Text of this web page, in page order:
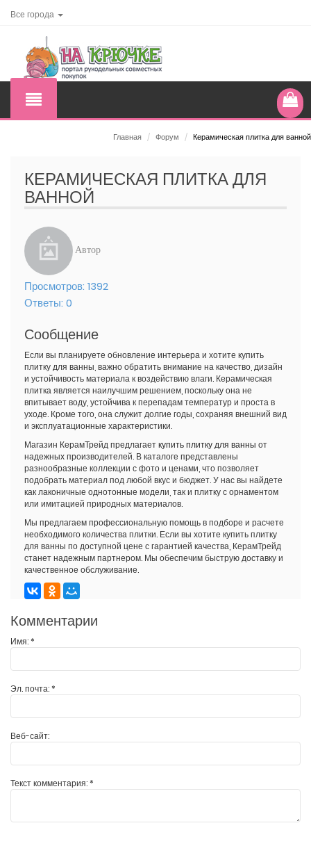
Все города
Главная / Форум / Керамическая плитка для ванной
КЕРАМИЧЕСКАЯ ПЛИТКА ДЛЯ
ВАННОЙ
Автор
Просмотров: 1392
Ответы: 0
Сообщение
Если вы планируете обновление интерьера и хотите купить
плитку для ванны, важно обратить внимание на качество, дизайн
и устойчивость материала к воздействию влаги. Керамическая
плитка является наилучшим решением, поскольку она не
впитывает воду, устойчива к перепадам температур и проста в
уходе. Кроме того, она служит долгие годы, сохраняя внешний вид
и эксплуатационные характеристики.
Магазин КерамТрейд предлагаеткупить плитку для ванны от
надежных производителей. В каталоге представлены
разнообразные коллекции с фото и ценами, что позволяет
подобрать материал под любой вкус и бюджет. У нас вы найдете
как лаконичные однотонные модели, так и плитку с орнаментом
или имитацией природных материалов.
Мы предлагаем профессиональную помощь в подборе и расчете
необходимого количества плитки. Если вы хотите купить плитку
для ванны по доступной цене с гарантией качества, КерамТрейд
станет надежным партнером. Мы обеспечим быструю доставку и
качественное обслуживание.
Комментарии
Имя:*
Эл. почта:*
Веб-сайт:
Текст комментария:*